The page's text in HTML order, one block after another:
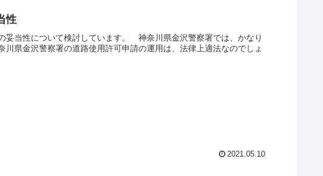
性
妥当性について検討しています。 神奈川県金沢警察署では、かなり
県金沢警察署の道路使用許可申請の運用は、法律上適法なのでしょ
2021.05.10